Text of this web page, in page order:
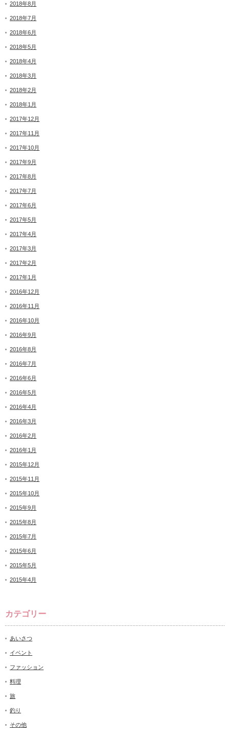
2018年8月
2018年7月
2018年6月
2018年5月
2018年4月
2018年3月
2018年2月
2018年1月
2017年12月
2017年11月
2017年10月
2017年9月
2017年8月
2017年7月
2017年6月
2017年5月
2017年4月
2017年3月
2017年2月
2017年1月
2016年12月
2016年11月
2016年10月
2016年9月
2016年8月
2016年7月
2016年6月
2016年5月
2016年4月
2016年3月
2016年2月
2016年1月
2015年12月
2015年11月
2015年10月
2015年9月
2015年8月
2015年7月
2015年6月
2015年5月
2015年4月
カテゴリー
あいさつ
イベント
ファッション
料理
旅
釣り
その他